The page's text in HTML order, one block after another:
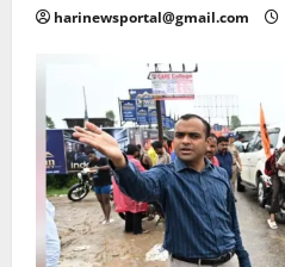
harinewsportal@gmail.com